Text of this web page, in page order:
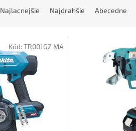
Najlacnejšie Najdrahšie Abecedne
Kód:TR001GZ MA